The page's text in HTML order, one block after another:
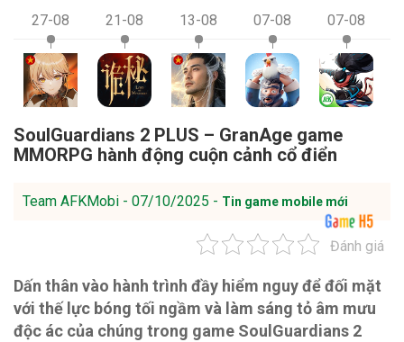
27-08 21-08 13-08 07-08 07-08
SoulGuardians 2 PLUS – GranAge game
MMORPG hành động cuộn cảnh cổ điển
Team AFKMobi - 07/10/2025 - Tin game mobile mới
Đánh giá
Dấn thân vào hành trình đầy hiểm nguy để đối mặt
với thế lực bóng tối ngầm và làm sáng tỏ âm mưu
độc ác của chúng trong game SoulGuardians 2